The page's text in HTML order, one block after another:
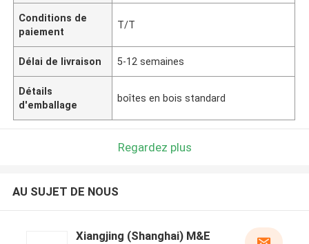
Conditions de
paiement
T/T
Délai de livraison 5-12 semaines
Détails
d'emballage
boîtes en bois standard
Regardez plus
AU SUJET DE NOUS
Xiangjing (Shanghai) M&E